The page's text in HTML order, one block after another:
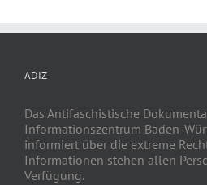
ADIZ
Das Antifaschistische
Informationszentrum Baden-
informiert über die extreme
Informationen stehen allen
Verfügung.